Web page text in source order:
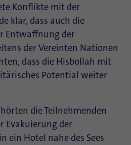
Konflikte mit der
klar, dass auch die
Entwaffnung der
der Vereinten Nationen
dass die Hisbollah mit
Potential weiter
die Teilnehmenden
Evakuierung der
ein Hotel nahe des Sees